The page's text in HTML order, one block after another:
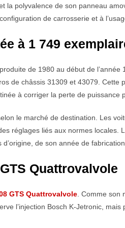
la polyvalence de son panneau
de carrosserie et à
à 1 749
de 1980 au début de
de châssis 31309 et 43079. Cette
à corriger la perte de puissance
le marché de destination. Les
réglages liés aux normes locales.
de son année de
Quattrovalvole
GTS Quattrovalvole. Comme son
l’injection Bosch K-Jetronic,